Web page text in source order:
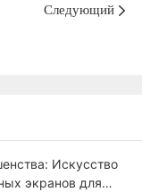
Следующий
Искусство
экранов для